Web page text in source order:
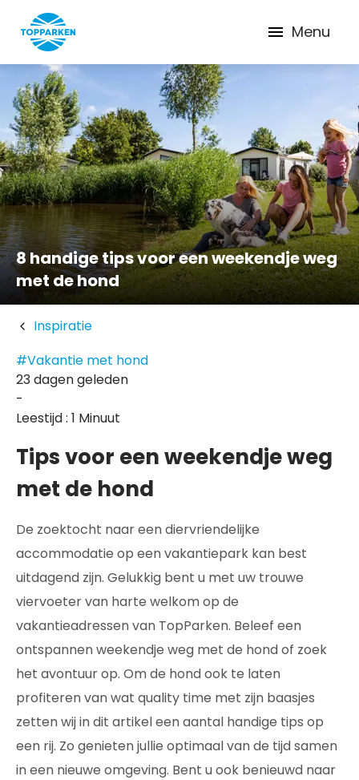
Menu
8 handige tips voor een weekendje weg
met de hond
Inspiratie
#Vakantie met hond
23 dagen geleden
-
Leestijd : 1 Minuut
Tips voor een weekendje weg
met de hond
De zoektocht naar een diervriendelijke
accommodatie op een vakantiepark kan best
uitdagend zijn. Gelukkig bent u met uw trouwe
viervoeter van harte welkom op de
vakantieadressen van TopParken. Beleef een
ontspannen weekendje weg met de hond of zoek
het avontuur op. Om de hond ook te laten
profiteren van wat quality time met zijn baasjes
zetten wij in dit artikel een aantal handige tips op
een rij. Zo genieten jullie optimaal van de tijd samen
in een nieuwe omgeving. Bent u ook benieuwd naar